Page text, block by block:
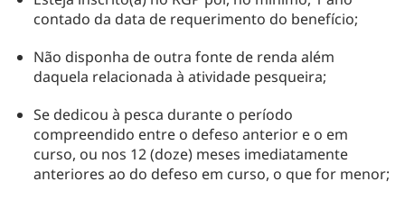
contado da data de requerimento do benefício;
Não disponha de outra fonte de renda além
daquela relacionada à atividade pesqueira;
Se dedicou à pesca durante o período
compreendido entre o defeso anterior e o em
curso, ou nos 12 (doze) meses imediatamente
anteriores ao do defeso em curso, o que for menor;